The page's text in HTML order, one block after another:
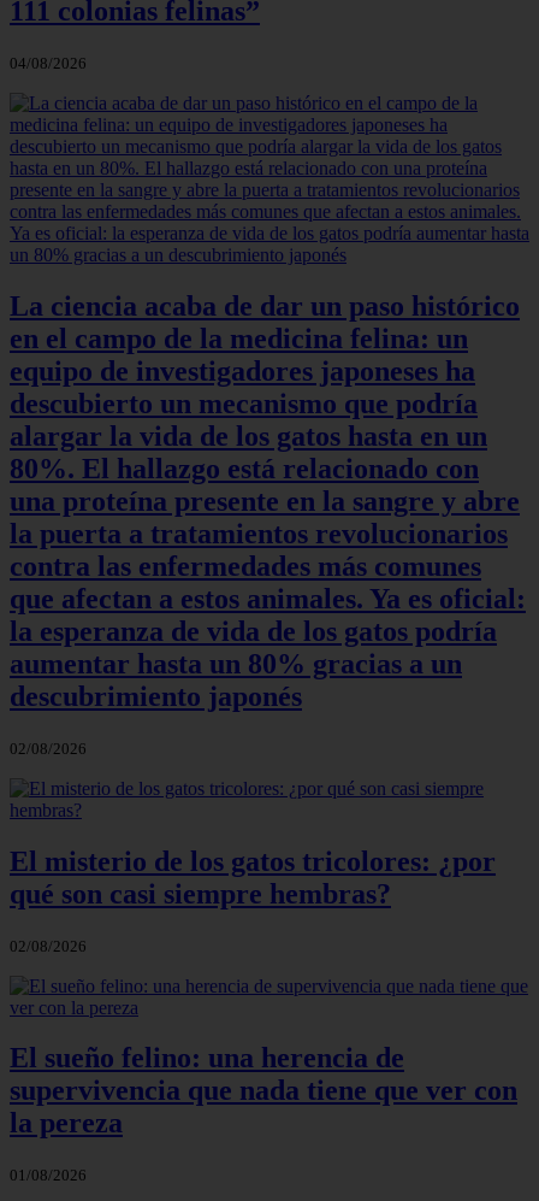
111 colonias felinas”
04/08/2026
La ciencia acaba de dar un paso histórico
en el campo de la medicina felina: un
equipo de investigadores japoneses ha
descubierto un mecanismo que podría
alargar la vida de los gatos hasta en un
80%. El hallazgo está relacionado con
una proteína presente en la sangre y abre
la puerta a tratamientos revolucionarios
contra las enfermedades más comunes
que afectan a estos animales. Ya es oficial:
la esperanza de vida de los gatos podría
aumentar hasta un 80% gracias a un
descubrimiento japonés
02/08/2026
El misterio de los gatos tricolores: ¿por
qué son casi siempre hembras?
02/08/2026
El sueño felino: una herencia de
supervivencia que nada tiene que ver con
la pereza
01/08/2026